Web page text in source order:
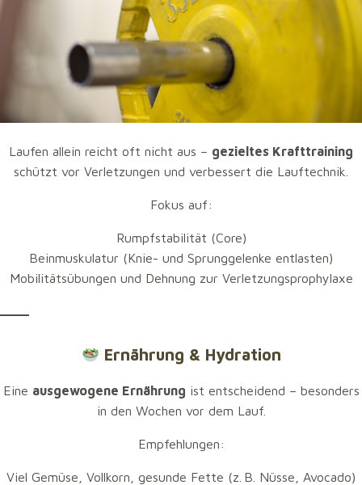
Waldwege, etc.)
Verpflegungspunkte entlang der Strecke
Nutze die Zeit vor dem Lauf, um eventuell
Teilstücke
der Strecke zu trainieren, besonders wenn du aus der
Krafttraining nicht vergessen
schützt vor Verletzungen und verbessert
Laufen allein reicht oft nicht aus – gezieltes Krafttraining
schützt vor Verletzungen und verbessert die Lauftechnik.
Fokus auf:
Rumpfstabilität (Core)
Beinmuskulatur (Knie- und Sprunggelenke entlasten)
Mobilitätsübungen und Dehnung zur Verletzungsprophylaxe
Ernährung & Hydration
Eine ausgewogene Ernährung ist entscheidend – besonders
in den Wochen vor dem Lauf.
Empfehlungen:
Viel Gemüse, Vollkorn, gesunde Fette (z. B. Nüsse, Avocado)